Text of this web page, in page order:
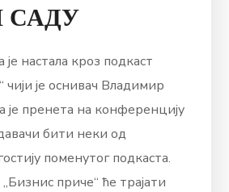
САДУ
је настала кроз подкаст
чији је оснивач Владимир
је пренета на конференцију
бити неки од
поменутог подкаста.
приче“ ће трајати